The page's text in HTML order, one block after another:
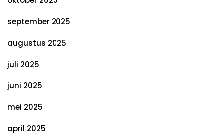
september 2025
augustus 2025
juli 2025
juni 2025
mei 2025
april 2025